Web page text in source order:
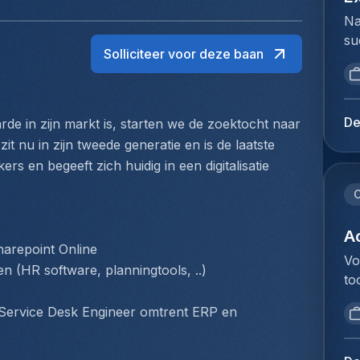
Solliciteer voor deze baan
in zijn markt is, starten we de zoektocht naar
nu in zijn tweede generatie en is de laatste
en begeeft zich huidig in een digitalisatie
Online
(HR software, planningtools, ..)
Desk Engineer omtrent ERP en